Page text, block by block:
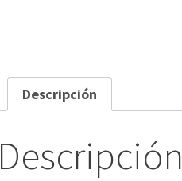
Descripción
Descripción